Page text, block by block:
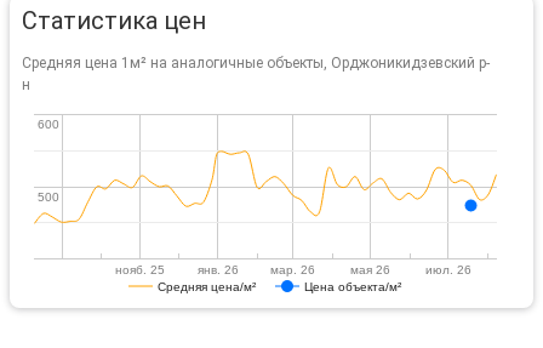
Статистика цен
Средняя цена 1м² на аналогичные объекты, Орджоникидзевский р-
н
Средняя цена/м² Цена объекта/м²
нояб. 25 янв. 26 мар. 26 мая 26 июл. 26
500
500
600
600